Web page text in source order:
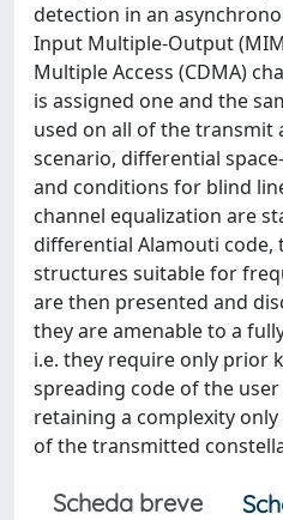
detection in an
Input Multiple-Output
Multiple Access (CDMA)
is assigned one and the
used on all of the transmit
scenario, differential
and conditions for blind
channel equalization are
differential Alamouti code,
structures suitable for
are then presented and
they are amenable to a
i.e. they require only prior
spreading code of the
retaining a complexity
of the transmitted
Scheda breve